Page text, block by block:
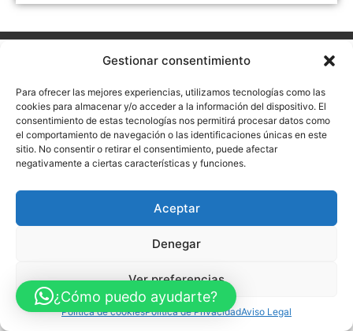
Gestionar consentimiento
Para ofrecer las mejores experiencias, utilizamos tecnologías como las
cookies para almacenar y/o acceder a la información del dispositivo. El
consentimiento de estas tecnologías nos permitirá procesar datos como
el comportamiento de navegación o las identificaciones únicas en este
sitio. No consentir o retirar el consentimiento, puede afectar
negativamente a ciertas características y funciones.
Aceptar
Denegar
Ver preferencias
Política de cookiesPolítica de PrivacidadAviso Legal
Política de Privacidad
Política de Cookies
FINANCIADO POR LA UNIÓN EUROPEA CON EL PROGRAMA KIT
DIGITAL POR LOS FONDOS NEXT GENERATION (EU) DEL
MECANISMO DE RECUPERACIÓN Y RESILENCIA
© Guia Telefónica de Empresas – Todos los derechos reservados.
¿Cómo puedo ayudarte?